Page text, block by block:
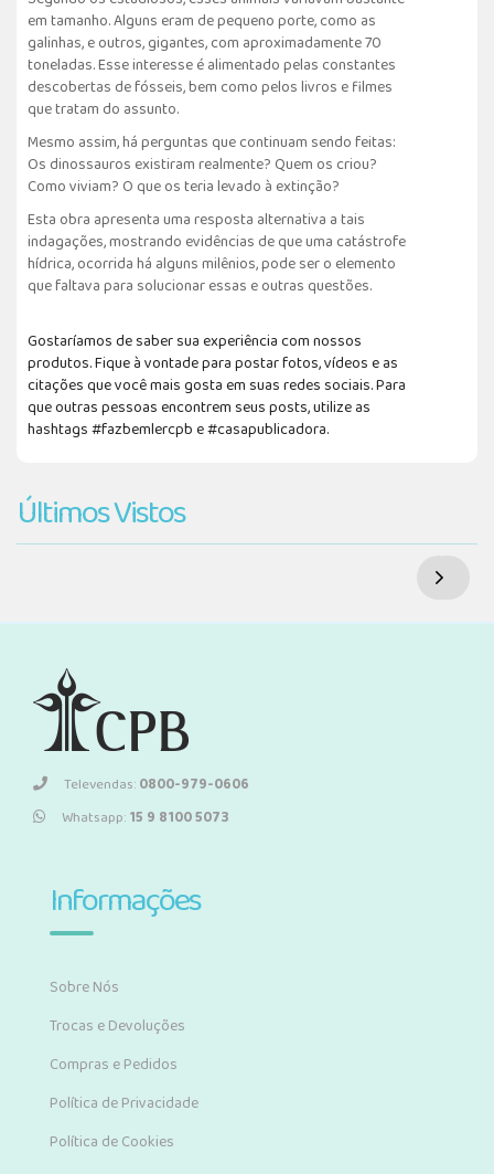
em tamanho. Alguns eram de pequeno porte, como as
galinhas, e outros, gigantes, com aproximadamente 70
toneladas. Esse interesse é alimentado pelas constantes
descobertas de fósseis, bem como pelos livros e filmes
que tratam do assunto.
Mesmo assim, há perguntas que continuam sendo feitas:
Os dinossauros existiram realmente? Quem os criou?
Como viviam? O que os teria levado à extinção?
Esta obra apresenta uma resposta alternativa a tais
indagações, mostrando evidências de que uma catástrofe
hídrica, ocorrida há alguns milênios, pode ser o elemento
que faltava para solucionar essas e outras questões.
Gostaríamos de saber sua experiência com nossos
produtos. Fique à vontade para postar fotos, vídeos e as
citações que você mais gosta em suas redes sociais. Para
que outras pessoas encontrem seus posts, utilize as
hashtags #fazbemlercpb e #casapublicadora.
Últimos Vistos
Televendas:0800-979-0606
Whatsapp:15 9 8100 5073
Informações
Sobre Nós
Trocas e Devoluções
Compras e Pedidos
Política de Privacidade
Política de Cookies